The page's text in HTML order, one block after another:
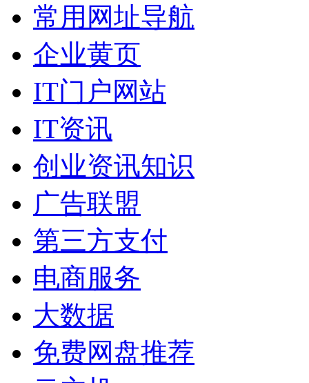
常用网址导航
企业黄页
IT门户网站
IT资讯
创业资讯知识
广告联盟
第三方支付
电商服务
大数据
免费网盘推荐